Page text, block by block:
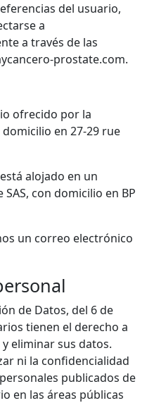
del usuario,
a
a través de las
prostate.com.
ofrecido por la
domicilio en 27-29 rue
alojado en un
con domicilio en BP
un correo electrónico
de Datos, del 6 de
tienen el derecho a
eliminar sus datos.
ni la confidencialidad
publicados de
en las áreas públicas